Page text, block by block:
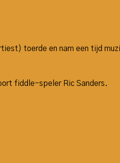
toerde en nam een tijd
fiddle-speler Ric Sanders.